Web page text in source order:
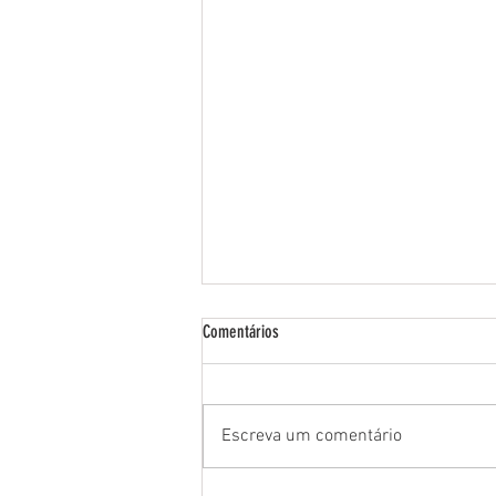
25 de Julho - Dia do Motorista
Comentários
Escreva um comentário